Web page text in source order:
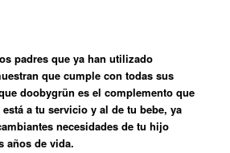
padres que ya han utilizado
que cumple con todas sus
doobygrün es el complemento que
a tu servicio y al de tu bebe, ya
necesidades de tu hijo
años de vida.